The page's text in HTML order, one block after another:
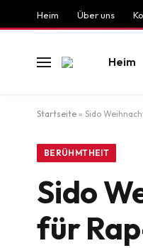
Heim Über uns
Heim
Startseite » Sido
BERÜHMTHEIT
Sido
für